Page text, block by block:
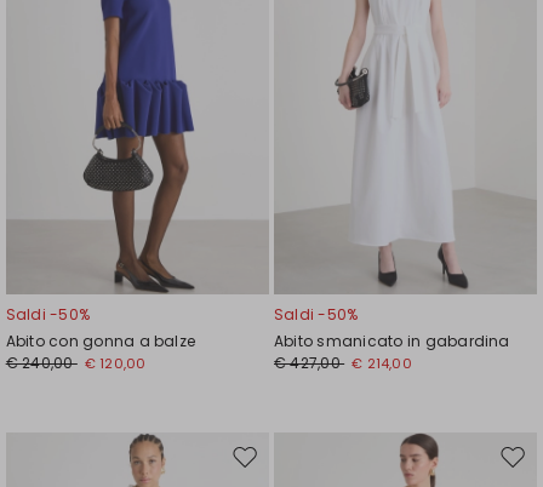
Saldi -50%
Abito con gonna a balze
€ 240,00 € 120,00
Saldi -50%
Abito smanicato in gabardina
€ 427,00 € 214,00
Sposta